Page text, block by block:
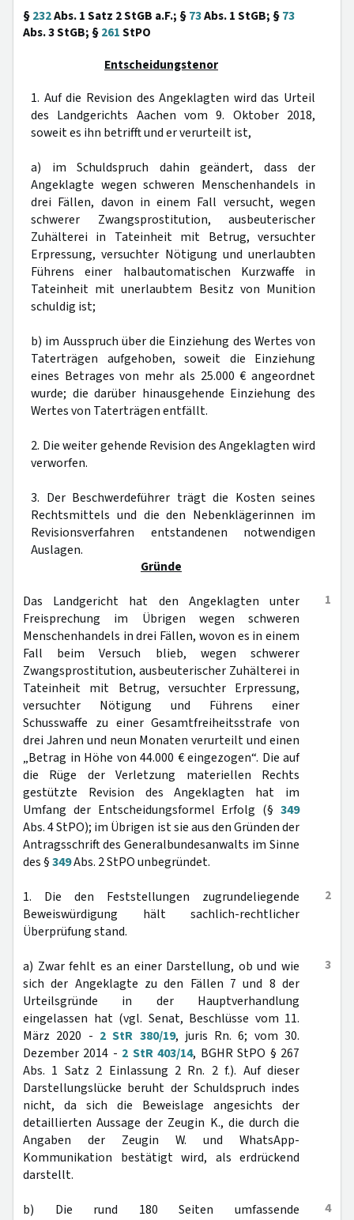
§232Abs. 1 Satz 2 StGB a.F.; §73Abs. 1 StGB; §73
Abs. 3 StGB; §261StPO
Entscheidungstenor
1. Auf die Revision des Angeklagten wird das Urteil
des Landgerichts Aachen vom 9. Oktober 2018,
soweit es ihn betrifft und er verurteilt ist,
a) im Schuldspruch dahin geändert, dass der
Angeklagte wegen schweren Menschenhandels in
drei Fällen, davon in einem Fall versucht, wegen
schwerer Zwangsprostitution, ausbeuterischer
Zuhälterei in Tateinheit mit Betrug, versuchter
Erpressung, versuchter Nötigung und unerlaubten
Führens einer halbautomatischen Kurzwaffe in
Tateinheit mit unerlaubtem Besitz von Munition
schuldig ist;
b) im Ausspruch über die Einziehung des Wertes von
Taterträgen aufgehoben, soweit die Einziehung
eines Betrages von mehr als 25.000 € angeordnet
wurde; die darüber hinausgehende Einziehung des
Wertes von Taterträgen entfällt.
2. Die weiter gehende Revision des Angeklagten wird
verworfen.
3. Der Beschwerdeführer trägt die Kosten seines
Rechtsmittels und die den Nebenklägerinnen im
Revisionsverfahren entstandenen notwendigen
Auslagen.
Gründe
1
Das Landgericht hat den Angeklagten unter
Freisprechung im Übrigen wegen schweren
Menschenhandels in drei Fällen, wovon es in einem
Fall beim Versuch blieb, wegen schwerer
Zwangsprostitution, ausbeuterischer Zuhälterei in
Tateinheit mit Betrug, versuchter Erpressung,
versuchter Nötigung und Führens einer
Schusswaffe zu einer Gesamtfreiheitsstrafe von
drei Jahren und neun Monaten verurteilt und einen
„Betrag in Höhe von 44.000 € eingezogen“. Die auf
die Rüge der Verletzung materiellen Rechts
gestützte Revision des Angeklagten hat im
Umfang der Entscheidungsformel Erfolg (§ 349
Abs. 4 StPO); im Übrigen ist sie aus den Gründen der
Antragsschrift des Generalbundesanwalts im Sinne
des §349Abs. 2 StPO unbegründet.
2
1. Die den Feststellungen zugrundeliegende
Beweiswürdigung hält sachlich-rechtlicher
Überprüfung stand.
3
a) Zwar fehlt es an einer Darstellung, ob und wie
sich der Angeklagte zu den Fällen 7 und 8 der
Urteilsgründe in der Hauptverhandlung
eingelassen hat (vgl. Senat, Beschlüsse vom 11.
März 2020 - 2 StR 380/19, juris Rn. 6; vom 30.
Dezember 2014 - 2 StR 403/14, BGHR StPO § 267
Abs. 1 Satz 2 Einlassung 2 Rn. 2 f.). Auf dieser
Darstellungslücke beruht der Schuldspruch indes
nicht, da sich die Beweislage angesichts der
detaillierten Aussage der Zeugin K., die durch die
Angaben der Zeugin W. und WhatsApp-
Kommunikation bestätigt wird, als erdrückend
darstellt.
4
b) Die rund 180 Seiten umfassende